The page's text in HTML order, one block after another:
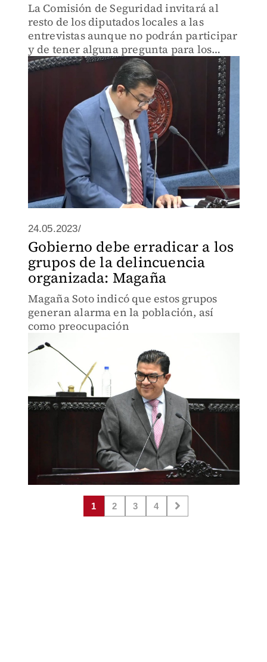
La Comisión de Seguridad invitará al
resto de los diputados locales a las
entrevistas aunque no podrán participar
y de tener alguna pregunta para los
aspirantes lo podrán hacer a través de
los integrantes de la Comisión
24.05.2023/
Gobierno debe erradicar a los
grupos de la delincuencia
organizada: Magaña
Magaña Soto indicó que estos grupos
generan alarma en la población, así
como preocupación
1 2 3 4